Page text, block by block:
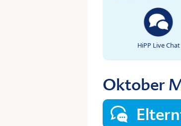
HiPP Live Chat
Oktober